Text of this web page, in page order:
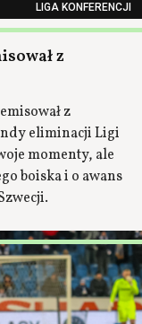
LIGA KONFERENCJI
z
z
eliminacji Ligi
momenty, ale
boiska i o awans